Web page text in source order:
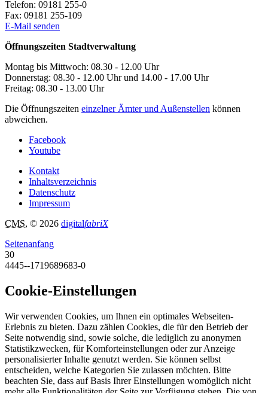
Telefon: 09181 255-0
Fax: 09181 255-109
E-Mail senden
Öffnungszeiten Stadtverwaltung
Montag bis Mittwoch: 08.30 - 12.00 Uhr
Donnerstag: 08.30 - 12.00 Uhr und 14.00 - 17.00 Uhr
Freitag: 08.30 - 13.00 Uhr
Die Öffnungszeiten einzelner Ämter und Außenstellen können
abweichen.
Facebook
Youtube
Kontakt
Inhaltsverzeichnis
Datenschutz
Impressum
CMS, © 2026 digitalfabriX
Seitenanfang
30
4445--1719689683-0
Cookie-Einstellungen
Wir verwenden Cookies, um Ihnen ein optimales Webseiten-
Erlebnis zu bieten. Dazu zählen Cookies, die für den Betrieb der
Seite notwendig sind, sowie solche, die lediglich zu anonymen
Statistikzwecken, für Komforteinstellungen oder zur Anzeige
personalisierter Inhalte genutzt werden. Sie können selbst
entscheiden, welche Kategorien Sie zulassen möchten. Bitte
beachten Sie, dass auf Basis Ihrer Einstellungen womöglich nicht